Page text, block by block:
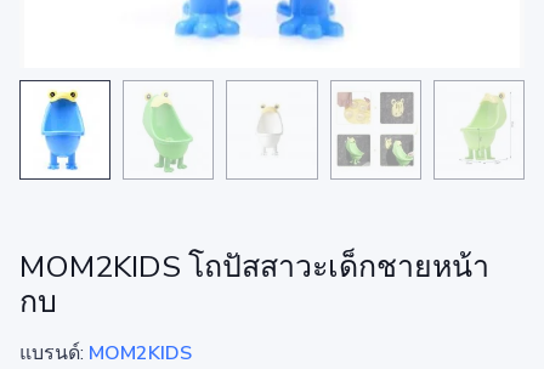
MOM2KIDS โถปัสสาวะเด็กชายหน้า
กบ
แบรนด์: MOM2KIDS